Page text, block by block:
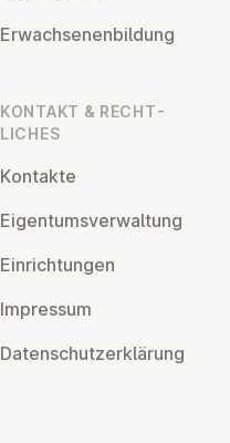
Er­wach­sen­en­bildung
KONTAKT & RECHT­
LICHES
Kontakte
Ei­gentums­ver­wal­tung
Ein­rich­tun­gen
Impressum
Datens­chutzerklärung